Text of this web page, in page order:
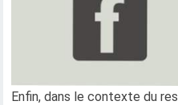
Enfin, dans le contexte du